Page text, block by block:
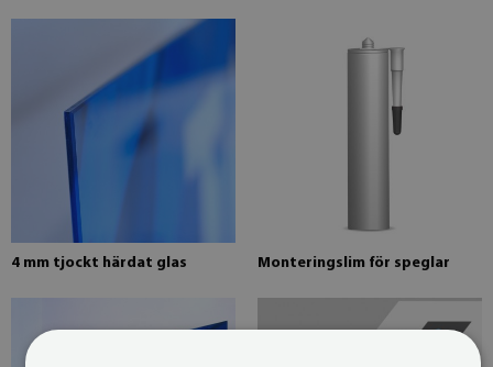
4 mm tjockt härdat glas Monteringslim för speglar